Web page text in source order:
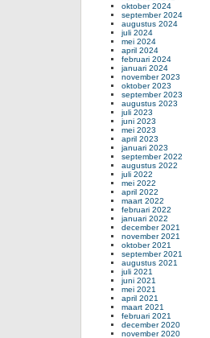
oktober 2024
september 2024
augustus 2024
juli 2024
mei 2024
april 2024
februari 2024
januari 2024
november 2023
oktober 2023
september 2023
augustus 2023
juli 2023
juni 2023
mei 2023
april 2023
januari 2023
september 2022
augustus 2022
juli 2022
mei 2022
april 2022
maart 2022
februari 2022
januari 2022
december 2021
november 2021
oktober 2021
september 2021
augustus 2021
juli 2021
juni 2021
mei 2021
april 2021
maart 2021
februari 2021
december 2020
november 2020